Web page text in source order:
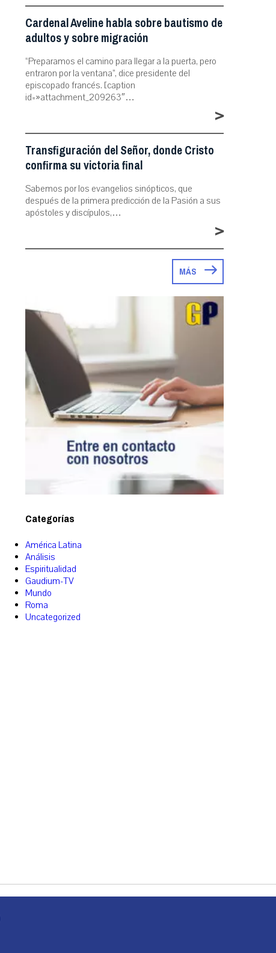
Cardenal Aveline habla sobre bautismo de
adultos y sobre migración
“Preparamos el camino para llegar a la puerta, pero
entraron por la ventana”, dice presidente del
episcopado francés. [caption
id=»attachment_209263″…
>
Transfiguración del Señor, donde Cristo
confirma su victoria final
Sabemos por los evangelios sinópticos, que
después de la primera predicción de la Pasión a sus
apóstoles y discípulos,…
>
MÁS
Categorías
América Latina
Análisis
Espiritualidad
Gaudium-TV
Mundo
Roma
Uncategorized